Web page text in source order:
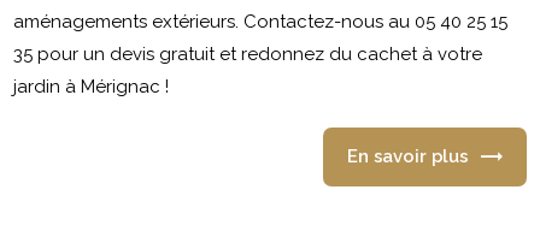
aménagements extérieurs. Contactez-nous au 05 40 25 15
35 pour un devis gratuit et redonnez du cachet à votre
jardin à Mérignac !
En savoir plus